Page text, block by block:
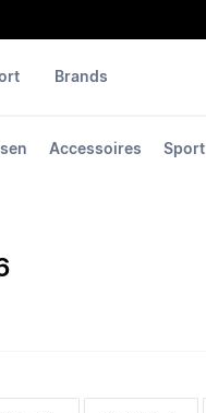
Accessoires Sport
Brands